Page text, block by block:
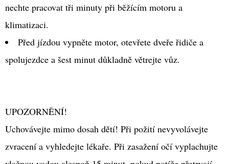
nechte pracovat tři minuty při běžícím motoru a
klimatizaci.
Před jízdou vypněte motor, otevřete dveře řidiče a
spolujezdce a šest minut důkladně větrejte vůz.
UPOZORNĚNÍ!
Uchovávejte mimo dosah dětí! Při požití nevyvolávejte
zvracení a vyhledejte lékaře. Při zasažení očí vyplachujte